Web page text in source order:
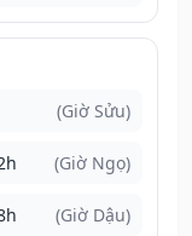
(Giờ Sửu)
(Giờ Ngọ)
(Giờ Dậu)